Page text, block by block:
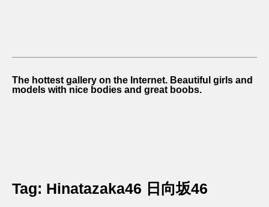
The hottest gallery on the Internet. Beautiful girls and
models with nice bodies and great boobs.
Tag: Hinatazaka46 日向坂46